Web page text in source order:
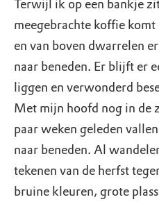
Terwijl ik op een bankje
meegebrachte koffie
en van boven dwarrelen
naar beneden. Er blijft er
liggen en verwonderd
Met mijn hoofd nog in de
paar weken geleden
naar beneden. Al
tekenen van de herfst
bruine kleuren, grote